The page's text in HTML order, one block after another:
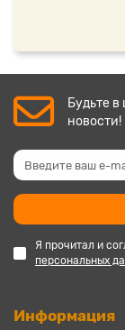
Будьте
Я прочитал и
персональных
Информация